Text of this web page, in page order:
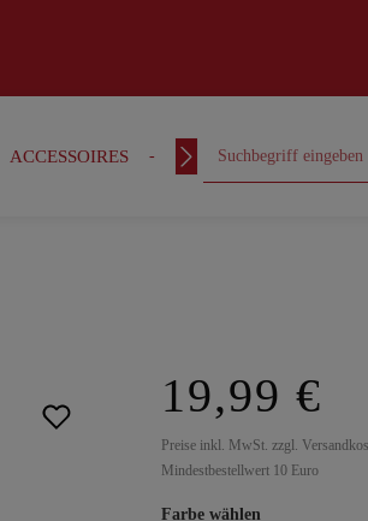
ACCESSOIRES OUTFITS CURVY
19,99 €
Preise inkl. MwSt. zzgl.
Mindestbestellwert 10 Euro
Farbe wählen